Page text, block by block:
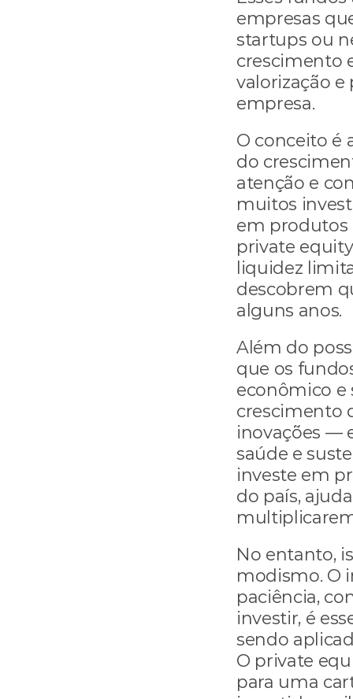
empresas
startups ou
crescimento
valorização
empresa.
O conceito é
do
atenção e
muitos
em produtos
private
liquidez
descobrem
alguns anos.
Além do
que os
econômico e
crescimento
inovações —
saúde e
investe em
do país,
No entanto,
modismo. O
paciência,
investir, é
sendo
O private
para uma